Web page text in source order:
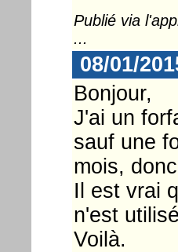
Publié via
...
08/01/
Bonjour,
J'ai un
sauf une
mois,
Il est vrai
n'est
Voilà.